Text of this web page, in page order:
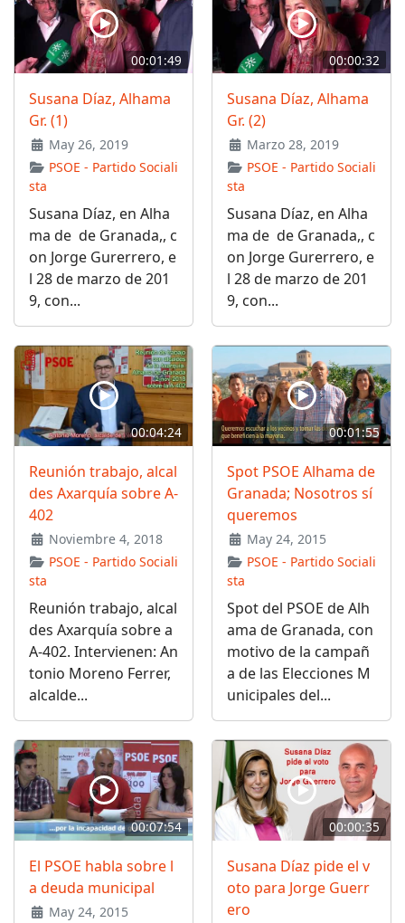
00:01:49
Susana Díaz, Alhama
Gr. (1)
May 26, 2019
PSOE - Partido Sociali
sta
Susana Díaz, en Alha
ma de de Granada,, c
on Jorge Gurerrero, e
l 28 de marzo de 201
9, con...
00:00:32
Susana Díaz, Alhama
Gr. (2)
Marzo 28, 2019
PSOE - Partido Sociali
sta
Susana Díaz, en Alha
ma de de Granada,, c
on Jorge Gurerrero, e
l 28 de marzo de 201
9, con...
00:04:24
Reunión trabajo, alcal
des Axarquía sobre A-
402
Noviembre 4, 2018
PSOE - Partido Sociali
sta
Reunión trabajo, alcal
des Axarquía sobre a
A-402. Intervienen: An
tonio Moreno Ferrer,
alcalde...
00:01:55
Spot PSOE Alhama de
Granada; Nosotros sí
queremos
May 24, 2015
PSOE - Partido Sociali
sta
Spot del PSOE de Alh
ama de Granada, con
motivo de la campañ
a de las Elecciones M
unicipales del...
00:07:54
El PSOE habla sobre l
a deuda municipal
May 24, 2015
00:00:35
Susana Díaz pide el v
oto para Jorge Guerr
ero